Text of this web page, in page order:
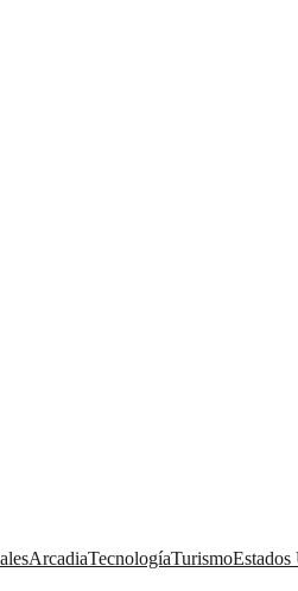
ArcadiaTecnologíaTurismoEstados